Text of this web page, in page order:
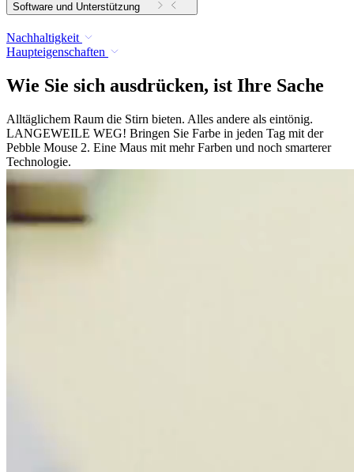
Software und Unterstützung
Nachhaltigkeit
Haupteigenschaften
Wie Sie sich ausdrücken, ist Ihre Sache
Alltäglichem Raum die Stirn bieten. Alles andere als eintönig.
LANGEWEILE WEG! Bringen Sie Farbe in jeden Tag mit der
Pebble Mouse 2. Eine Maus mit mehr Farben und noch smarterer
Technologie.